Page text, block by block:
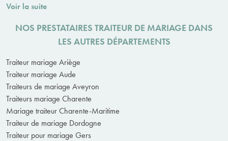
Voir la suite
NOS PRESTATAIRES TRAITEUR DE MARIAGE DANS
LES AUTRES DÉPARTEMENTS
Traiteur mariage Ariège
Traiteur mariage Aude
Traiteurs de mariage Aveyron
Traiteurs mariage Charente
Mariage traiteur Charente-Maritime
Traiteur de mariage Dordogne
Traiteur pour mariage Gers